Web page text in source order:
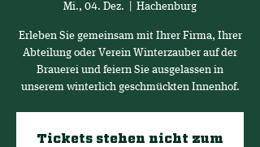
Mi., 04. Dez. Hachenburg
Erleben Sie gemeinsam mit Ihrer Firma, Ihrer
Abteilung oder Verein Winterzauber auf der
Brauerei und feiern Sie ausgelassen in
unserem winterlich geschmückten Innenhof.
Tickets stehen nicht zum